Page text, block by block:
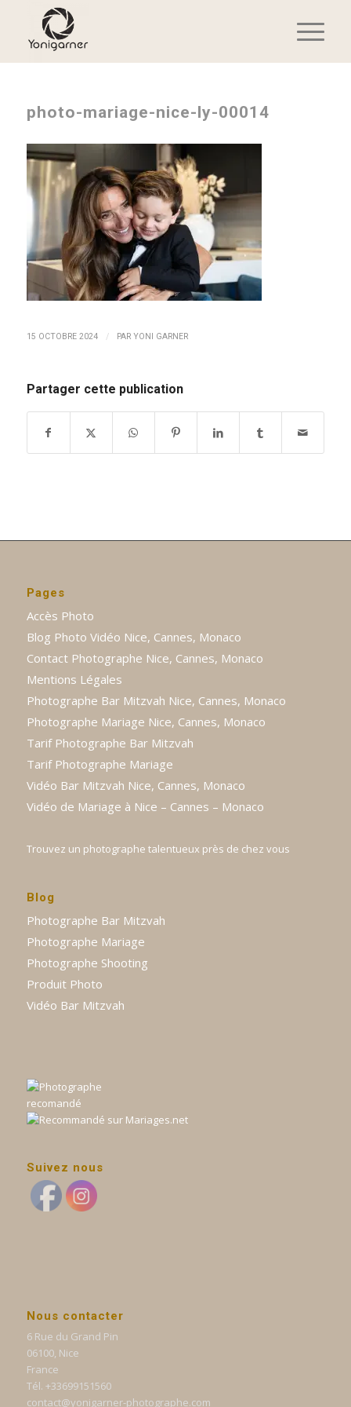
photo-mariage-nice-ly-00014
15 OCTOBRE 2024 / PAR YONI GARNER
Partager cette publication
Pages
Accès Photo
Blog Photo Vidéo Nice, Cannes, Monaco
Contact Photographe Nice, Cannes, Monaco
Mentions Légales
Photographe Bar Mitzvah Nice, Cannes, Monaco
Photographe Mariage Nice, Cannes, Monaco
Tarif Photographe Bar Mitzvah
Tarif Photographe Mariage
Vidéo Bar Mitzvah Nice, Cannes, Monaco
Vidéo de Mariage à Nice – Cannes – Monaco
Trouvez un photographe talentueux près de chez vous
Blog
Photographe Bar Mitzvah
Photographe Mariage
Photographe Shooting
Produit Photo
Vidéo Bar Mitzvah
Suivez nous
Nous contacter
6 Rue du Grand Pin
06100, Nice
France
Tél. +33699151560
contact@yonigarner-photographe.com